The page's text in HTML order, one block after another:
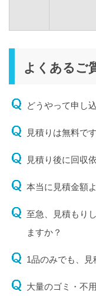
よくあるご
どうやって申し
見積りは無料で
見積り後に回収
本当に見積金額
至急、見積もり
ますか？
1品のみでも、見
大量のゴミ・不